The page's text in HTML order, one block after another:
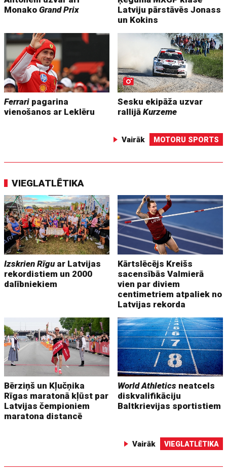
MonakoGrand Prix
Latviju pārstāvēs Jonass
un Kokins
Ferrari pagarina
vienošanos ar Leklēru
Sesku ekipāža uzvar
rallijāKurzeme
Vairāk MOTORU SPORTS
VIEGLATLĒTIKA
Izskrien Rīguar Latvijas
rekordistiem un 2000
dalībniekiem
Kārtslēcējs Kreišs
sacensībās Valmierā
vien par diviem
centimetriem atpaliek no
Latvijas rekorda
Bērziņš un Kļučņika
Rīgas maratonā kļūst par
Latvijas čempioniem
maratona distancē
World Athletics neatcels
diskvalifikāciju
Baltkrievijas sportistiem
Vairāk VIEGLATLĒTIKA